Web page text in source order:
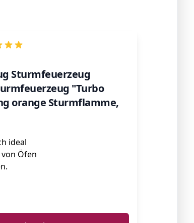
Sturmfeuerzeug
"Turbo
orange Sturmflamme,
ideal
Öfen